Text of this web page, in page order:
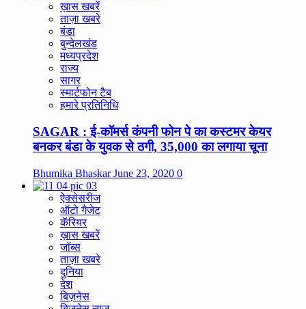
ख़ास खबरें
ताज़ा खबरे
बंडा
बुन्देलखंड
मध्यप्रदेश
राज्य
सागर
स्मार्टफोन टैब
हमारे प्रतिनिधि
SAGAR : ई-कॉमर्स कंपनी फोन पे का कस्टमर केयर
बनकर बंडा के युवक से ठगी, 35,000 का लगाया चूना
Bhumika BhaskarJune 23, 2020 0
ऐक्सेसरीज
ऑटो गैजेट
कॅरियर
ख़ास खबरें
जॉब्स
ताज़ा खबरे
दुनिया
देश
बिज़नेस